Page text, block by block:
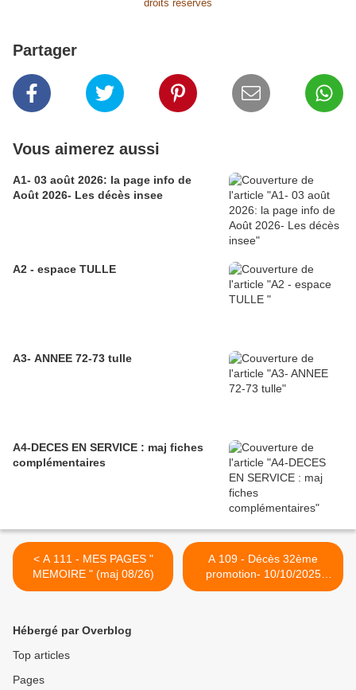
droits réservés
Partager
Vous aimerez aussi
A1- 03 août 2026: la page info de
Août 2026- Les décès insee
A2 - espace TULLE
A3- ANNEE 72-73 tulle
A4-DECES EN SERVICE : maj fiches
complémentaires
< A 111 - MES PAGES "
MEMOIRE " (maj 08/26)
A 109 - Décès 32ème
promotion- 10/10/2025
:SIRAC Laurent 127 >
Hébergé par Overblog
Top articles
Pages